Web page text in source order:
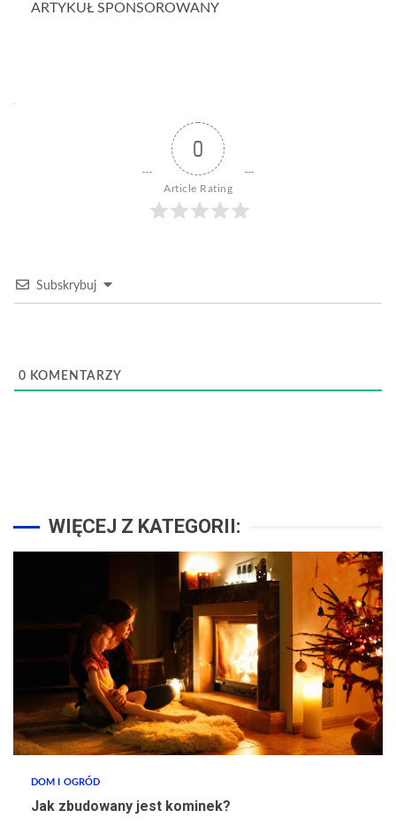
ARTYKUŁ SPONSOROWANY
0
Article Rating
Subskrybuj
0 KOMENTARZY
WIĘCEJ Z KATEGORII:
DOM I OGRÓD
Jak zbudowany jest kominek?